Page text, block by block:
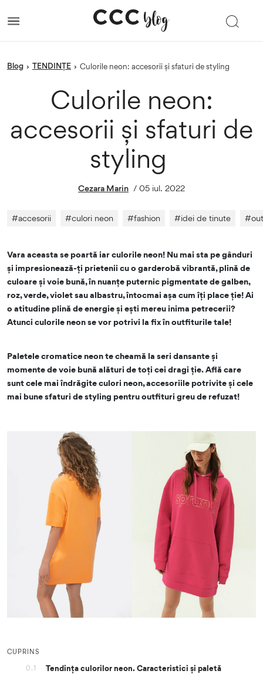
blog › TENDINȚE › Culorile neon: accesorii și sfaturi de styling
Culorile neon:
accesorii și sfaturi de
styling
Cezara Marin / 05 iul. 2022
#accesorii #culori neon #fashion #idei de tinute #
Vara aceasta se poartă iar culorile neon! Nu mai sta pe gânduri
și impresionează-ți prietenii cu o garderobă vibrantă, plină de
culoare și voie bună, în nuanțe puternic pigmentate de galben,
roz, verde, violet sau albastru, întocmai așa cum îți place ție! Ai
o atitudine plină de energie și ești mereu inima petrecerii?
Atunci culorile neon se vor potrivi la fix în outfiturile tale!
Paletele cromatice neon te cheamă la seri dansante și
momente de voie bună alături de toți cei dragi ție. Află care
sunt cele mai îndrăgite culori neon, accesoriile potrivite și cele
mai bune sfaturi de styling pentru outfituri greu de refuzat!
CUPRINS
0.1
Tendința culorilor neon. Caracteristici și paletă